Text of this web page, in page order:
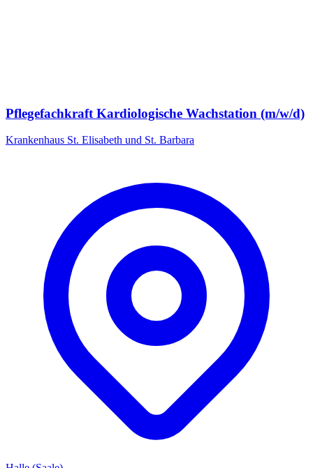
Pflegefachkraft Kardiologische Wachstation (m/w/d)
Krankenhaus St. Elisabeth und St. Barbara